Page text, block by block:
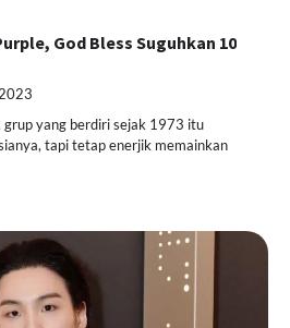
God Bless Suguhkan 10
grup yang berdiri sejak 1973 itu
tapi tetap enerjik memainkan